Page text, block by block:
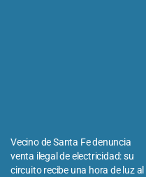
Vecino de Santa Fe denuncia
venta ilegal de electricidad: su
circuito recibe una hora de luz al